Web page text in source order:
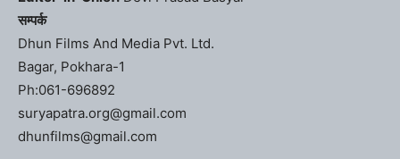
सम्पर्क
Dhun Films And Media Pvt. Ltd.
Bagar, Pokhara-1
Ph:061-696892
suryapatra.org@gmail.com
dhunfilms@gmail.com